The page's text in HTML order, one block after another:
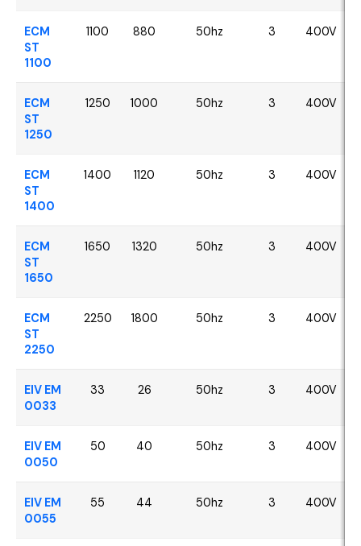
ECM
ST
1100
1100 880 50hz 3 400V
ECM
ST
1250
1250 1000 50hz 3 400V
ECM
ST
1400
1400 1120 50hz 3 400V
ECM
ST
1650
1650 1320 50hz 3 400V
ECM
ST
2250
2250 1800 50hz 3 400V
EIV EM
0033
33 26 50hz 3 400V
EIV EM
0050
50 40 50hz 3 400V
EIV EM
0055
55 44 50hz 3 400V